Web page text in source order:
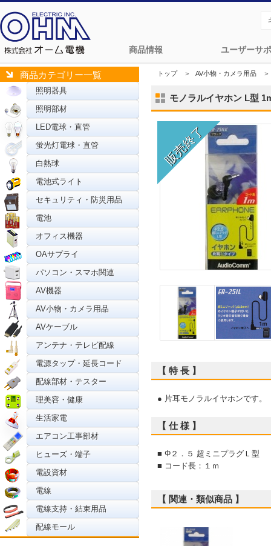
商品情報 ユーザーサ
商品カテゴリー一覧
照明器具
照明部材
LED電球・直管
蛍光灯電球・直管
白熱球
電池式ライト
セキュリティ・防災用品
電池
オフィス機器
OAサプライ
パソコン・スマホ関連
AV機器
AV小物・カメラ用品
AVケーブル
アンテナ・テレビ配線
電源タップ・延長コード
配線部材・テスター
理美容・健康
生活家電
エアコン工事部材
ヒューズ・端子
電設資材
電線
電線支持・結束用品
配線モール
トップ＞ AV小物・カメラ用品 ＞
モノラルイヤホン L型
【 特 長 】
● 片耳モノラルイヤホンです。
【 仕 様 】
■ Φ２．５ 超ミニプラグＬ型
■ コード長：１ｍ
【 関連・類似商品 】